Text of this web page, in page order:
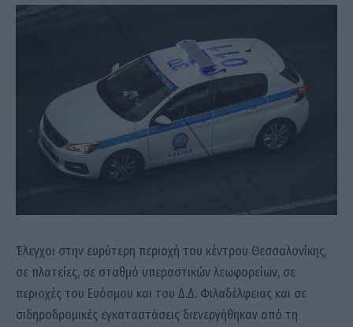
Έλεγχοι στην ευρύτερη περιοχή του κέντρου Θεσσαλονίκης,
σε πλατείες, σε σταθμό υπεραστικών λεωφορείων, σε
περιοχές του Ευόσμου και του Δ.Δ. Φιλαδέλφειας και σε
σιδηροδρομικές εγκαταστάσεις διενεργήθηκαν από τη